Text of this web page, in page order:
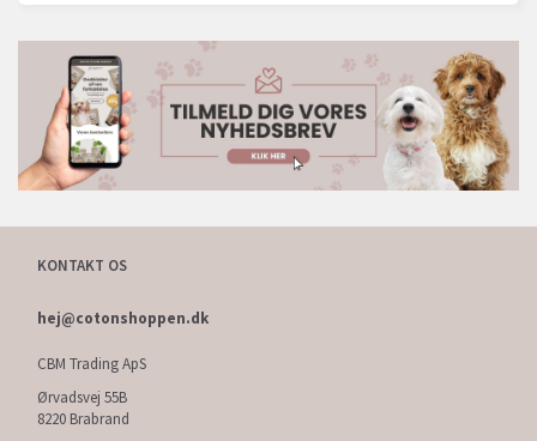
KONTAKT OS
hej@cotonshoppen.dk
CBM Trading ApS
Ørvadsvej 55B
8220 Brabrand